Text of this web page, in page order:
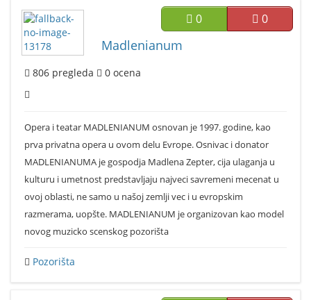
0 0
Madlenianum
806 pregleda 0 ocena
Opera i teatar MADLENIANUM osnovan je 1997. godine, kao
prva privatna opera u ovom delu Evrope. Osnivac i donator
MADLENIANUMA je gospodja Madlena Zepter, cija ulaganja u
kulturu i umetnost predstavljaju najveci savremeni mecenat u
ovoj oblasti, ne samo u našoj zemlji vec i u evropskim
razmerama, uopšte. MADLENIANUM je organizovan kao model
novog muzicko scenskog pozorišta
Pozorišta